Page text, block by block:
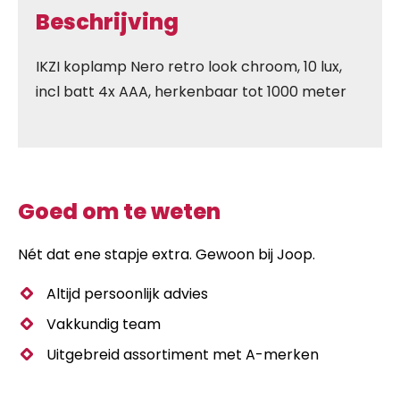
Beschrijving
IKZI koplamp Nero retro look chroom, 10 lux,
incl batt 4x AAA, herkenbaar tot 1000 meter
Goed om te weten
Nét dat ene stapje extra. Gewoon bij Joop.
Altijd persoonlijk advies
Vakkundig team
Uitgebreid assortiment met A-merken